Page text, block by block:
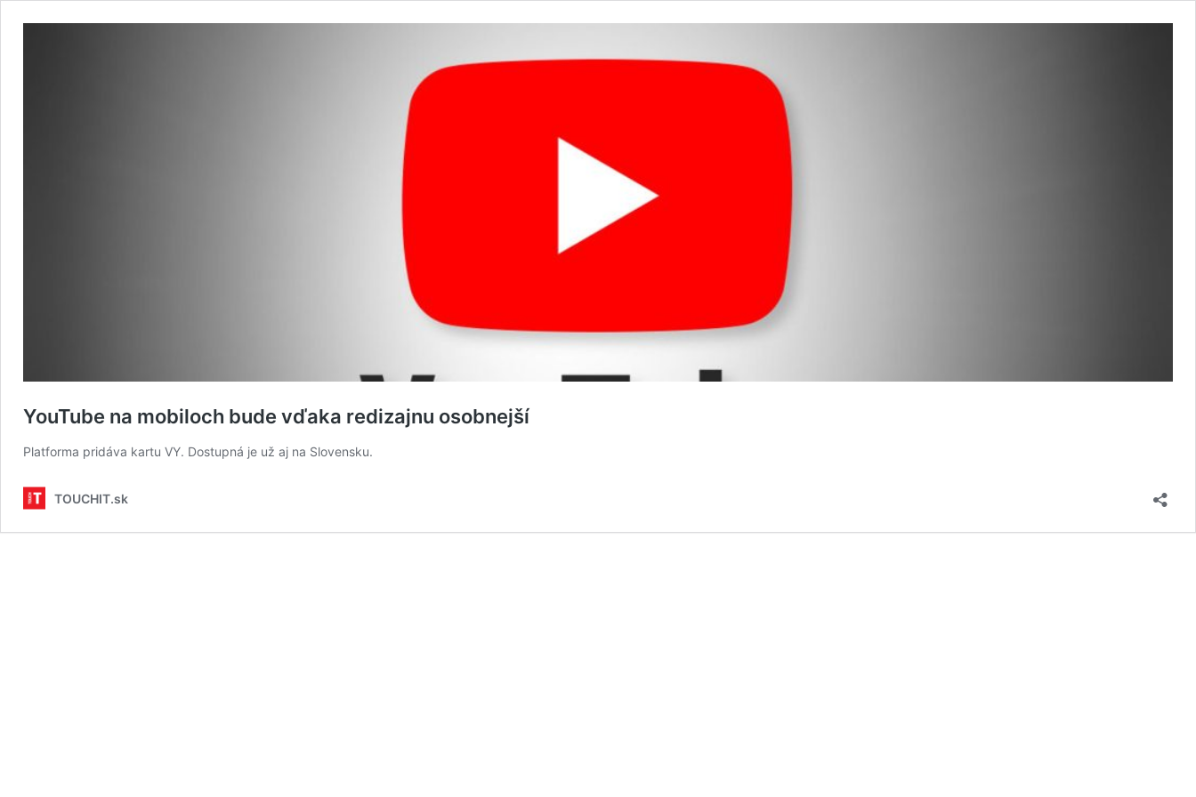
YouTube na mobiloch bude vďaka redizajnu osobnejší
Platforma pridáva kartu VY. Dostupná je už aj na Slovensku.
TOUCHIT.sk